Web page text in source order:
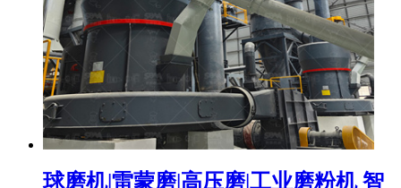
球磨机|雷蒙磨|高压磨|工业磨粉机 智